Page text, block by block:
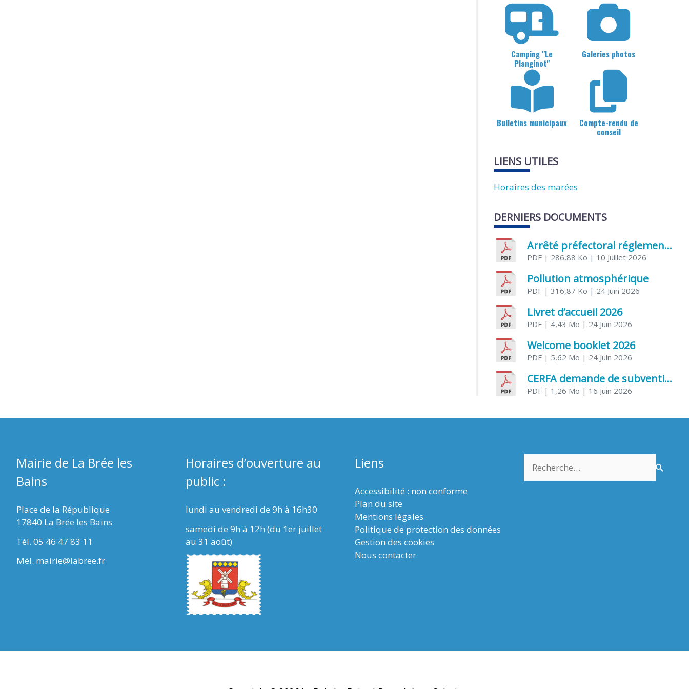
Camping "Le
Planginot"
Galeries photos
Bulletins municipaux
Compte-rendu de
conseil
LIENS UTILES
Horaires des marées
DERNIERS DOCUMENTS
Arrêté préfectoral réglementant l’usage de l’eau
PDF | 286,88 Ko | 10 Juillet 2026
Pollution atmosphérique
PDF | 316,87 Ko | 24 Juin 2026
Livret d’accueil 2026
PDF | 4,43 Mo | 24 Juin 2026
Welcome booklet 2026
PDF | 5,62 Mo | 24 Juin 2026
CERFA demande de subvention association
PDF | 1,26 Mo | 16 Juin 2026
Mairie de La Brée les
Bains
Place de la République
17840 La Brée les Bains
Tél. 05 46 47 83 11
Mél. mairie@labree.fr
Horaires d’ouverture au
public :
lundi au vendredi de 9h à 16h30
samedi de 9h à 12h (du 1er juillet
au 31 août)
Liens
Accessibilité : non conforme
Plan du site
Mentions légales
Politique de protection des données
Gestion des cookies
Nous contacter